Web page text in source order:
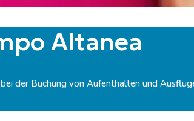
Altanea
der Buchung von Aufenthalten und